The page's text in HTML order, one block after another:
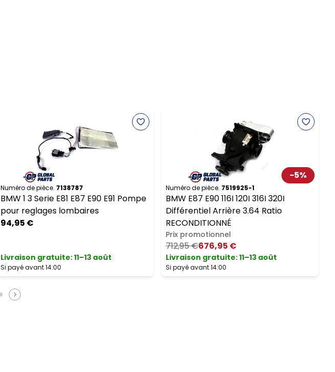
Numéro de pièce. 7138787
BMW 1 3 Serie E81 E87 E90 E91 Pompe
pour reglages lombaires
94,95 €
Livraison gratuite:11–13 août
Si payé avant 14:00
-5%
Numéro de pièce. 7519925-1
BMW E87 E90 116I 120I 316I 320I
Différentiel Arrière 3.64 Ratio
RECONDITIONNÉ
Prix promotionnel
712,95 €676,95 €
Livraison gratuite:11–13 août
Si payé avant 14:00